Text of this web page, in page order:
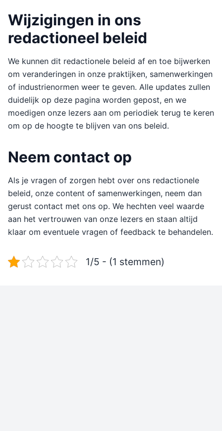
Wijzigingen in ons
redactioneel beleid
We kunnen dit redactionele beleid af en toe bijwerken
om veranderingen in onze praktijken, samenwerkingen
of industrienormen weer te geven. Alle updates zullen
duidelijk op deze pagina worden gepost, en we
moedigen onze lezers aan om periodiek terug te keren
om op de hoogte te blijven van ons beleid.
Neem contact op
Als je vragen of zorgen hebt over ons redactionele
beleid, onze content of samenwerkingen, neem dan
gerust contact met ons op. We hechten veel waarde
aan het vertrouwen van onze lezers en staan altijd
klaar om eventuele vragen of feedback te behandelen.
1/5 - (1 stemmen)